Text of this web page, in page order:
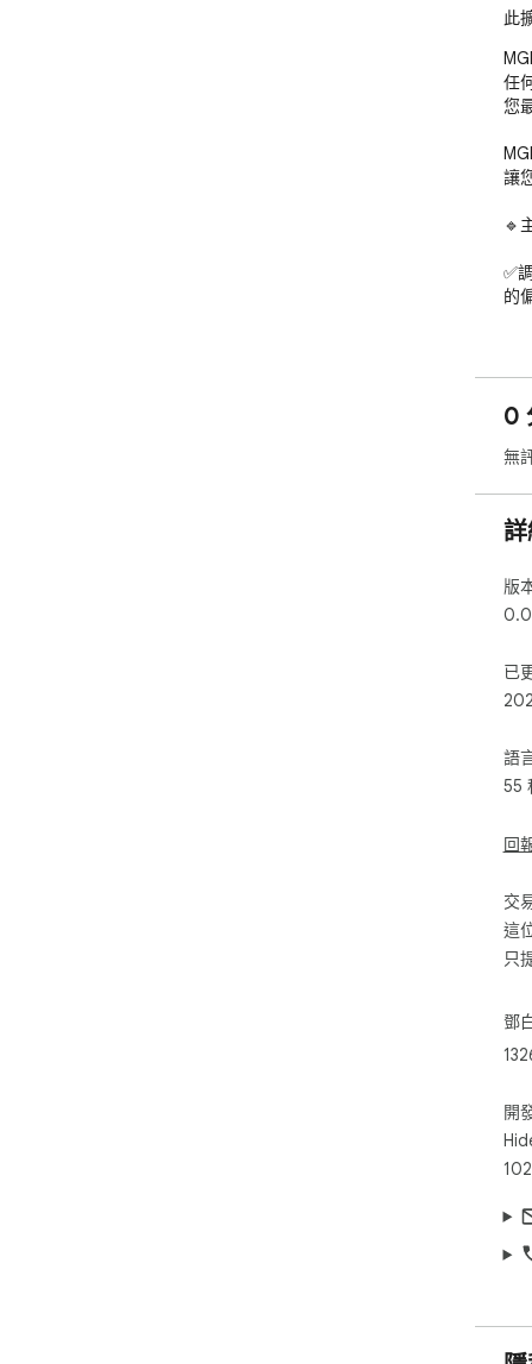
此
任
您
讓
🔹
✅
的
✅
使
❗
0
無
版
已
回
語
55
開
交
這
只
鄧